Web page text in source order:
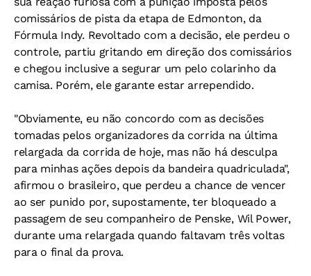
comissários de pista da etapa de Edmonton, da
Fórmula Indy. Revoltado com a decisão, ele perdeu o
controle, partiu gritando em direção dos comissários
e chegou inclusive a segurar um pelo colarinho da
camisa. Porém, ele garante estar arrependido.
"Obviamente, eu não concordo com as decisões
tomadas pelos organizadores da corrida na última
relargada da corrida de hoje, mas não há desculpa
para minhas ações depois da bandeira quadriculada",
afirmou o brasileiro, que perdeu a chance de vencer
ao ser punido por, supostamente, ter bloqueado a
passagem de seu companheiro de Penske, Wil Power,
durante uma relargada quando faltavam três voltas
para o final da prova.